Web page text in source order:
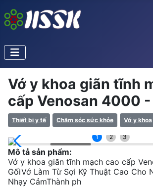
Vớ y khoa giãn tĩnh
cấp Venosan 4000 -
Thiết bị y tế Chăm sóc sức khỏe Vớ y khoa
1 2 3
Mô tả sản phẩm:
Vớ y khoa giãn tĩnh mạch cao cấp
GốiVớ Làm Từ Sợi Kỹ Thuật Cao Cho
Nhạy CảmThành ph